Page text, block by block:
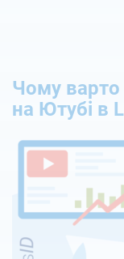
Чому варто
на Ютубі в